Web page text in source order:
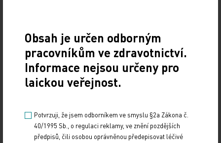
Doporučené
(CONy)
10. 3. 2025
Obsah je určen odborným
pracovníkům ve zdravotnictví.
Informace nejsou určeny pro
laickou veřejnost.
Potvrzuji, že jsem odborníkem ve smyslu §2a Zákona č.
40/1995 Sb., o regulaci reklamy, ve znění pozdějších
předpisů, čili osobou oprávněnou předepisovat léčivé